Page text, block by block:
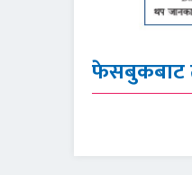
फेसबुकबाट